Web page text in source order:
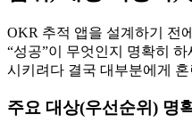
OKR 추적 앱을 설계하기 전
“성공”이 무엇인지 명확히
시키려다 결국 대부분에게
주요 대상(우선순위) 명